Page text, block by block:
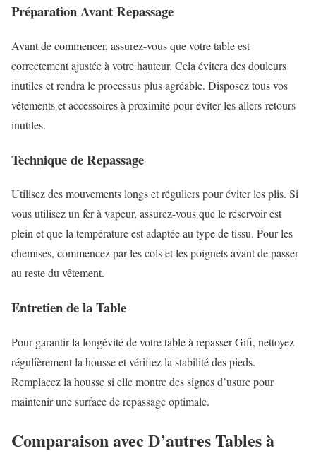
Préparation Avant Repassage
Avant de commencer, assurez-vous que votre table est
correctement ajustée à votre hauteur. Cela évitera des douleurs
inutiles et rendra le processus plus agréable. Disposez tous vos
vêtements et accessoires à proximité pour éviter les allers-retours
inutiles.
Technique de Repassage
Utilisez des mouvements longs et réguliers pour éviter les plis. Si
vous utilisez un fer à vapeur, assurez-vous que le réservoir est
plein et que la température est adaptée au type de tissu. Pour les
chemises, commencez par les cols et les poignets avant de passer
au reste du vêtement.
Entretien de la Table
Pour garantir la longévité de votre table à repasser Gifi, nettoyez
régulièrement la housse et vérifiez la stabilité des pieds.
Remplacez la housse si elle montre des signes d’usure pour
maintenir une surface de repassage optimale.
Comparaison avec D’autres Tables à